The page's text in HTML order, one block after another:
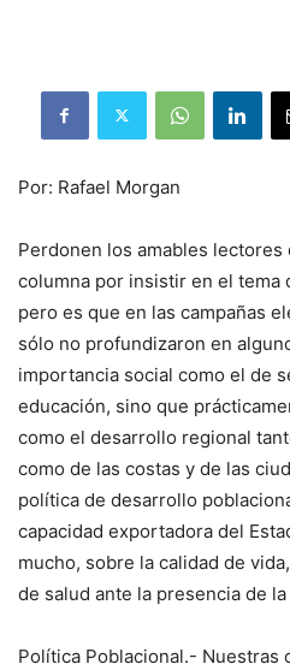
Por: Rafael Morgan
Perdonen los amables
columna por insistir en el tema
pero es que en las campañas
sólo no profundizaron en
importancia social como el de
educación, sino que
como el desarrollo regional
como de las costas y de las
política de desarrollo
capacidad exportadora del
mucho, sobre la calidad de
de salud ante la presencia de
Política Poblacional.- Nuestras